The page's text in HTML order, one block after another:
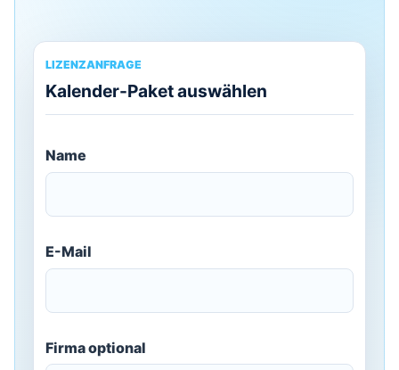
LIZENZANFRAGE
Kalender-Paket auswählen
Name
E-Mail
Firma optional